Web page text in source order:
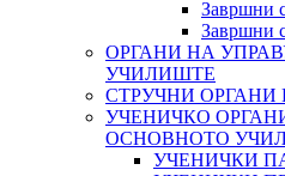
Завршни
Завршни
ОРГАНИ НА
УЧИЛИШТЕ
СТРУЧНИ
УЧЕНИЧКО
ОСНОВНОТО
УЧЕНИЧКИ